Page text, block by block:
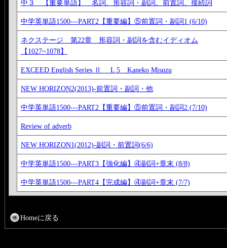
中３ 【重要単語】 名詞、形容詞・副詞、前置詞、接続詞
中学英単語1500---PART2【重要編】⑤前置詞・副詞1 (6/10)
ネクステージ 第22章 形容詞・副詞を含むイディオム
【1027~1078】
EXCEED English Series Ⅱ L 5 Kaneko Misuzu
NEW HORIZON2(2013)-前置詞・副詞・他
中学英単語1500---PART2【重要編】⑤前置詞・副詞2 (7/10)
Review of adverb
NEW HORIZON1(2012)-副詞・前置詞(6/6)
中学英単語1500---PART3【強化編】④副詞+章末 (8/8)
中学英単語1500---PART4【完成編】④副詞+章末 (7/7)
Homeに戻る